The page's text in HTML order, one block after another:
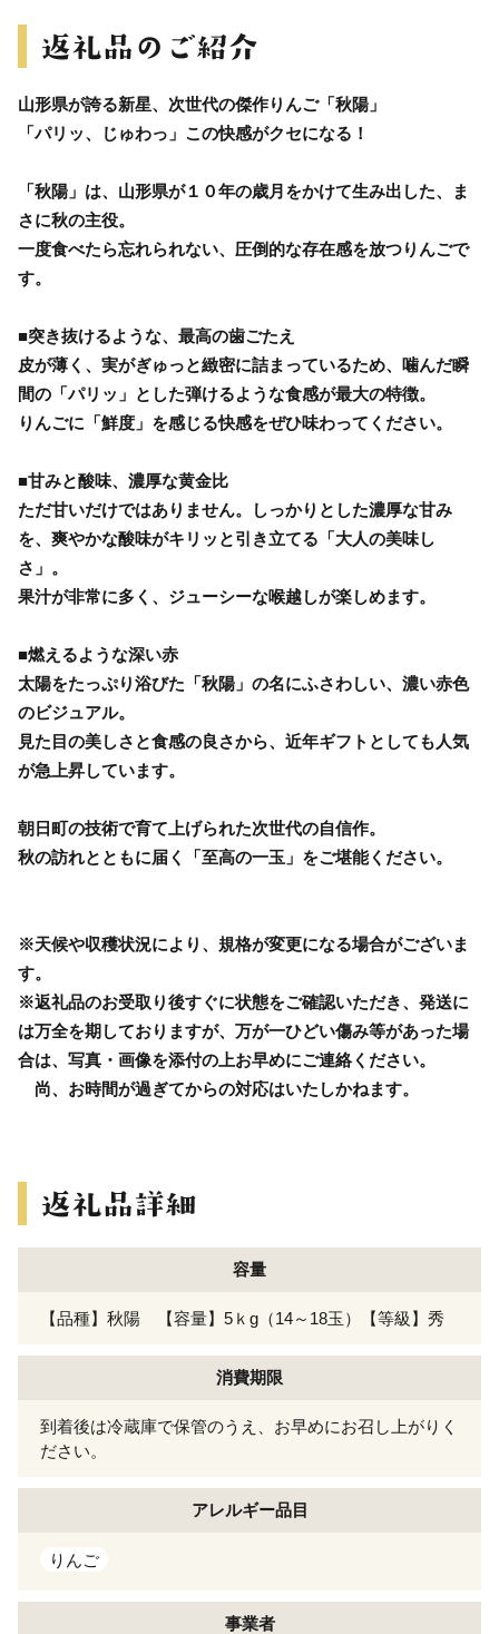
山形県が誇る新星、次世代の傑作りんご「秋陽」
「パリッ、じゅわっ」この快感がクセになる！
「秋陽」は、山形県が１０年の歳月をかけて生み出した、ま
さに秋の主役。
一度食べたら忘れられない、圧倒的な存在感を放つりんごで
す。
■突き抜けるような、最高の歯ごたえ
皮が薄く、実がぎゅっと緻密に詰まっているため、噛んだ瞬
間の「パリッ」とした弾けるような食感が最大の特徴。
りんごに「鮮度」を感じる快感をぜひ味わってください。
■甘みと酸味、濃厚な黄金比
ただ甘いだけではありません。しっかりとした濃厚な甘み
を、爽やかな酸味がキリッと引き立てる「大人の美味し
さ」。
果汁が非常に多く、ジューシーな喉越しが楽しめます。
■燃えるような深い赤
太陽をたっぷり浴びた「秋陽」の名にふさわしい、濃い赤色
のビジュアル。
見た目の美しさと食感の良さから、近年ギフトとしても人気
が急上昇しています。
朝日町の技術で育て上げられた次世代の自信作。
秋の訪れとともに届く「至高の一玉」をご堪能ください。
※天候や収穫状況により、規格が変更になる場合がございま
す。
※返礼品のお受取り後すぐに状態をご確認いただき、発送に
は万全を期しておりますが、万が一ひどい傷み等があった場
合は、写真・画像を添付の上お早めにご連絡ください。
尚、お時間が過ぎてからの対応はいたしかねます。
容量
【品種】秋陽 【容量】5ｋg（14～18玉）【等級】秀
消費期限
到着後は冷蔵庫で保管のうえ、お早めにお召し上がりく
ださい。
アレルギー品目
りんご
事業者